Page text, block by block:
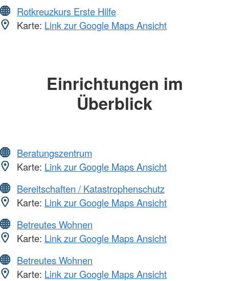
Rotkreuzkurs Erste Hilfe
Karte: Link zur Google Maps Ansicht
Einrichtungen im
Überblick
Beratungszentrum
Karte: Link zur Google Maps Ansicht
Bereitschaften / Katastrophenschutz
Karte: Link zur Google Maps Ansicht
Betreutes Wohnen
Karte: Link zur Google Maps Ansicht
Betreutes Wohnen
Karte: Link zur Google Maps Ansicht